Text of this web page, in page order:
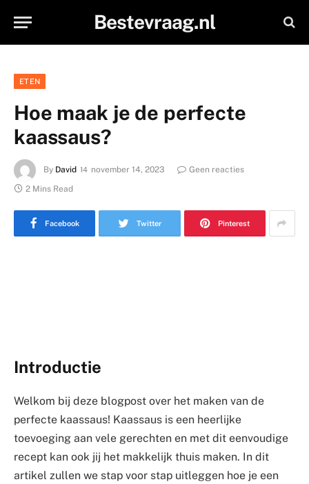
Bestevraag.nl
ETEN
Hoe maak je de perfecte
kaassaus?
By David november 14, 2023
Geen reacties
2 Mins Read
Facebook Twitter Pinterest
Introductie
Welkom bij deze blogpost over het maken van de
perfecte kaassaus! Kaassaus is een heerlijke
toevoeging aan vele gerechten en met dit eenvoudige
recept kan ook jij het makkelijk thuis maken. In dit
artikel zullen we stap voor stap uitleggen hoe je een